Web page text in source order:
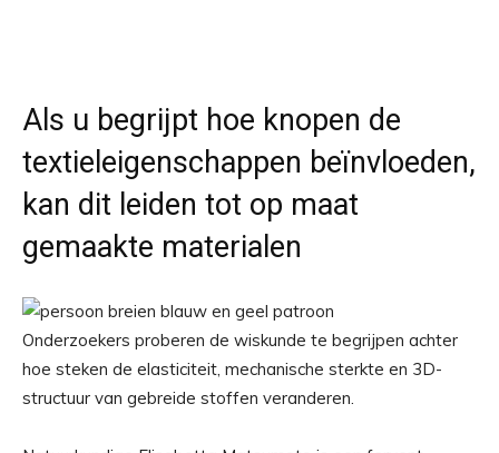
Als u begrijpt hoe knopen de
textieleigenschappen beïnvloeden,
kan dit leiden tot op maat
gemaakte materialen
Onderzoekers proberen de wiskunde te begrijpen achter
hoe steken de elasticiteit, mechanische sterkte en 3D-
structuur van gebreide stoffen veranderen.